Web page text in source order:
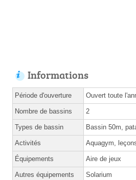
Informations
Période d'ouverture Ouvert toute
Nombre de bassins 2
Types de bassin Bassin 50m,
Activités Aquagym,
Équipements Aire de jeux
Autres équipements Solarium